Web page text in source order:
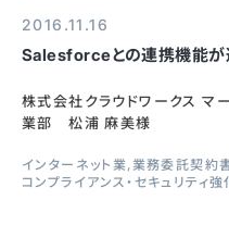
2016.11.16
Salesforceとの連携機能が
株式会社クラウドワークス マ
業部 松浦 麻美様
インターネット業 業務委託契約
コンプライアンス・セキュリティ強